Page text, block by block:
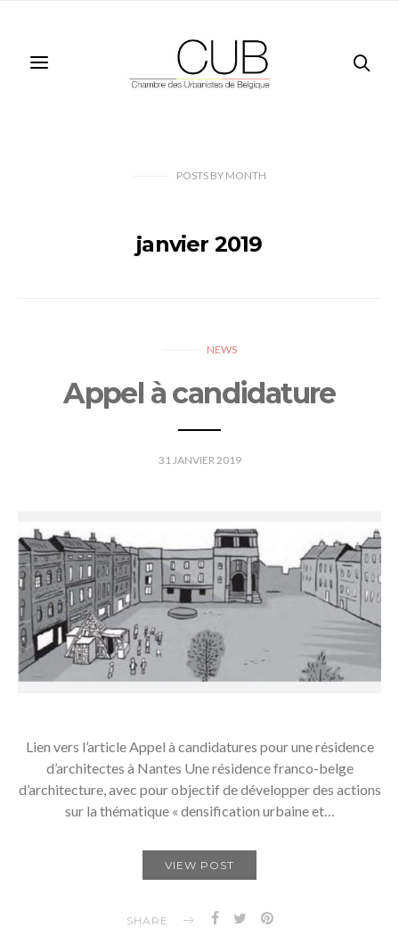
POSTS BYMONTH
janvier 2019
NEWS
Appel à candidature
31 JANVIER 2019
Lien vers l’article Appel à candidatures pour une résidence
d’architectes à Nantes Une résidence franco-belge
d’architecture, avec pour objectif de développer des actions
sur la thématique « densification urbaine et…
VIEW POST
SHARE